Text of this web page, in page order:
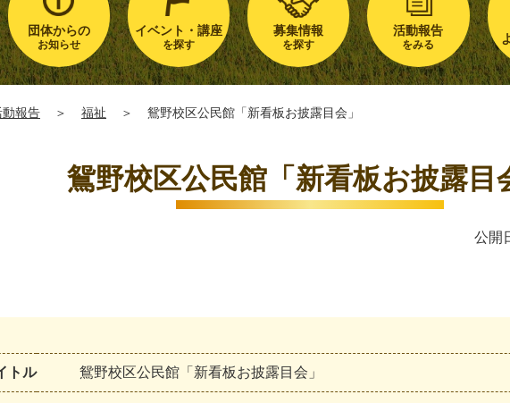
団体からの
お知らせ
イベント・講座
を探す
募集情報
を探す
活動報告
をみる
動報告 ＞ 福祉 ＞ 鴛野校区公民館「新看板お披露目会」
鴛野校区公民館「新看板お披露目
公開
トル 鴛野校区公民館 「 新看板お披露 目 会 」